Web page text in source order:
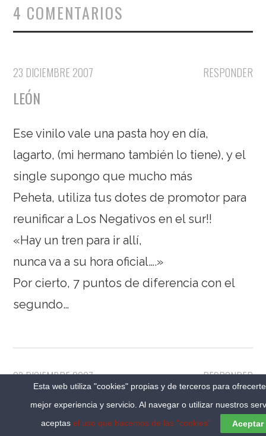
4 COMENTARIOS
RESPONDER
23 DICIEMBRE 2007
LEÓN
Ese vinilo vale una pasta hoy en día,
lagarto, (mi hermano también lo tiene), y el
single supongo que mucho más
Peheta, utiliza tus dotes de promotor para
reunificar a Los Negativos en el sur!!
«Hay un tren para ir allí,
nunca va a su hora oficial….»
Por cierto, 7 puntos de diferencia con el
segundo…
RESPONDER
23 DICIEMBRE 2007
ELREYLAGARTO
Esta web utiliza "cookies" propias y de terceros para
mejor experiencia y servicio. Al navegar o utilizar nuestros
aceptas el uso que hacemos de las "cookies" Aceptar